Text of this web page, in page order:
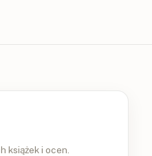
książek i ocen.